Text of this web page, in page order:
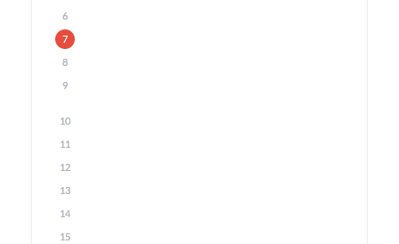
6
7
8
9
10
11
12
13
14
15